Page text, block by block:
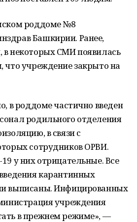
роддоме №8
Башкирии. Ранее,
некоторых СМИ появилась
учреждение закрыто на
в роддоме частично введен
родильного отделения
в связи с
сотрудников ОРВИ.
у них отрицательные. Все
карантинных
выписаны. Инфицированных
учреждения
в прежнем режиме», —